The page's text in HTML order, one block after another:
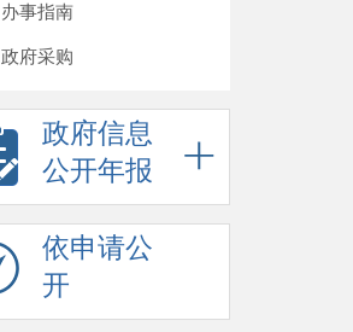
办事指南
政府采购
政府信息
公开年报
依申请公
开